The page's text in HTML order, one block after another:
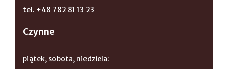
tel. +48 782 81 13 23
Czynne
piątek, sobota, niedziela: